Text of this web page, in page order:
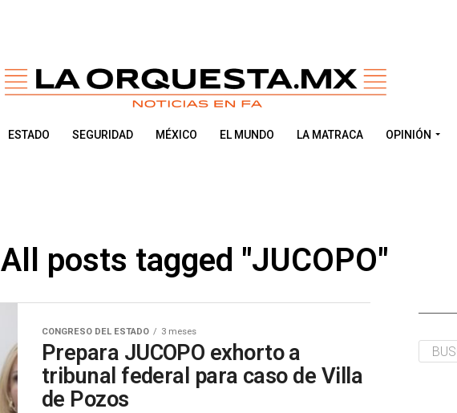
ESTADO SEGURIDAD MÉXICO EL MUNDO LA MATRACA OPINIÓN
All posts tagged "JUCOPO"
CONGRESO DEL ESTADO 3 meses
Prepara JUCOPO exhorto a
tribunal federal para caso de Villa
de Pozos